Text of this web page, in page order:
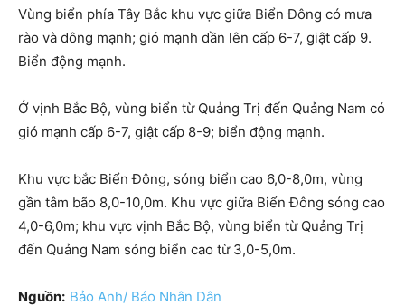
Vùng biển phía Tây Bắc khu vực giữa Biển Đông có mưa
rào và dông mạnh; gió mạnh dần lên cấp 6-7, giật cấp 9.
Biển động mạnh.
Ở vịnh Bắc Bộ, vùng biển từ Quảng Trị đến Quảng Nam có
gió mạnh cấp 6-7, giật cấp 8-9; biển động mạnh.
Khu vực bắc Biển Đông, sóng biển cao 6,0-8,0m, vùng
gần tâm bão 8,0-10,0m. Khu vực giữa Biển Đông sóng cao
4,0-6,0m; khu vực vịnh Bắc Bộ, vùng biển từ Quảng Trị
đến Quảng Nam sóng biển cao từ 3,0-5,0m.
Nguồn: Bảo Anh/ Báo Nhân Dân